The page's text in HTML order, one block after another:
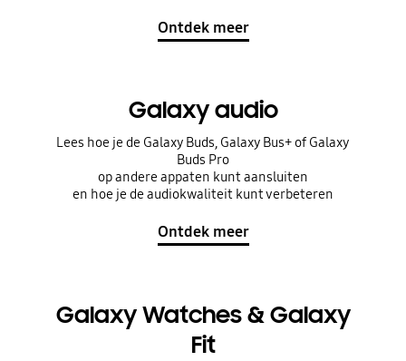
Ontdek meer
Galaxy audio
Lees hoe je de Galaxy Buds, Galaxy Bus+ of Galaxy
Buds Pro
op andere appaten kunt aansluiten
en hoe je de audiokwaliteit kunt verbeteren
Ontdek meer
Galaxy Watches & Galaxy
Fit